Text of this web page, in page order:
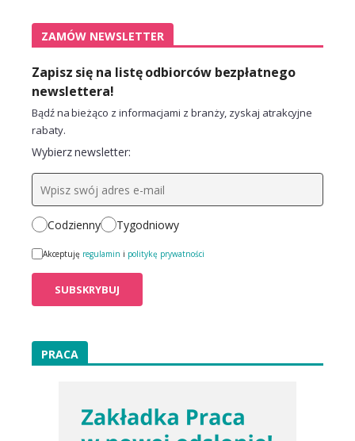
ZAMÓW NEWSLETTER
Zapisz się na listę odbiorców bezpłatnego
newslettera!
Bądź na bieżąco z informacjami z branży, zyskaj atrakcyjne
rabaty.
Wybierz newsletter:
Codzienny Tygodniowy
Akceptuję regulamin i politykę prywatności
PRACA